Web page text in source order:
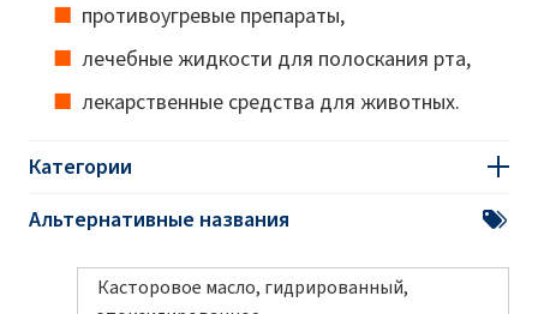
противоугревые препараты,
лечебные жидкости для полоскания рта,
лекарственные средства для животных.
Категории
Альтернативные названия
Касторовое масло, гидрированный,